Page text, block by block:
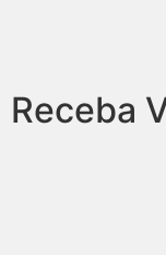
Receba